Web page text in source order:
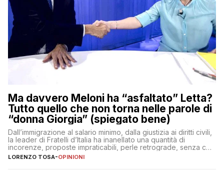
Ma davvero Meloni ha “asfaltato” Letta?
Tutto quello che non torna nelle parole di
“donna Giorgia” (spiegato bene)
Dall’immigrazione al salario minimo, dalla giustizia ai diritti civili,
la leader di Fratelli d’Italia ha inanellato una quantità di
incorenze, proposte impraticabili, perle retrograde, senza che
nessuno – a destra come a sinistra – glielo abbia fatto notare
LORENZO TOSA-OPINIONI